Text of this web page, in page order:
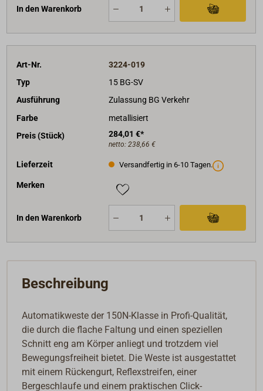
In den Warenkorb
Art-Nr.
3224-019
Typ
15 BG-SV
Ausführung
Zulassung BG Verkehr
Farbe
metallisiert
Preis (Stück)
284,01 €*
netto: 238,66 €
Lieferzeit Versandfertig in 6-10 Tagen.
Merken
In den Warenkorb
Beschreibung
Automatikweste der 150N-Klasse in Profi-Qualität,
die durch die flache Faltung und einen speziellen
Schnitt eng am Körper anliegt und trotzdem viel
Bewegungsfreiheit bietet. Die Weste ist ausgestattet
mit einem Rückengurt, Reflexstreifen, einer
Bergeschlaufe und einem praktischen Click-